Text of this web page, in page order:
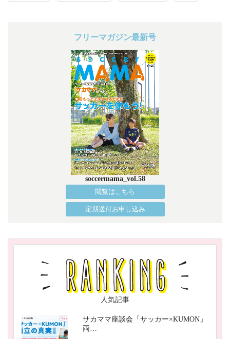
フリーマガジン最新号
soccermama_vol.58
閲覧はこちら
定期送付お申し込み
人気記事
サカママ座談会「サッカー×KUMON」
両…